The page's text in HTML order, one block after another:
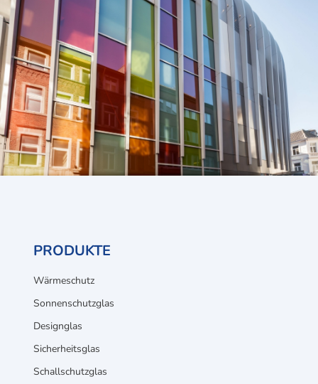
PRODUKTE
Wärmeschutz
Sonnenschutzglas
Designglas
Sicherheitsglas
Schallschutzglas